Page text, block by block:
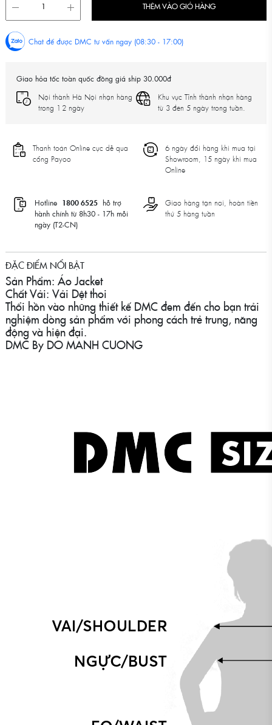
THÊM VÀO GIỎ HÀNG
Chat để được DMC tư vấn ngay (08:30 - 17:00)
Giao hỏa tốc toàn quốc đồng giá ship 30.000đ
Nội thành Hà Nội nhận hàng
trong 1-2 ngày
Khu vực Tỉnh thành nhận hàng
từ 3 đên 5 ngày trong tuần.
Thanh toán Online cực dễ qua
cổng Payoo
6 ngày đổi hàng khi mua tại
Showroom, 15 ngày khi mua
Online
Hotline 1800 6525 hỗ trợ
hành chính từ 8h30 - 17h mỗi
ngày (T2-CN)
Giao hàng tận nơi, hoàn tiền
thứ 5 hàng tuần
ĐẶC ĐIỂM NỔI BẬT
Sản Phẩm: Áo Jacket
Chất Vải: Vải Dệt thoi
Thổi hồn vào những thiết kế DMC đem đến cho bạn trải
nghiệm dòng sản phẩm với phong cách trẻ trung, năng
động và hiện đại.
DMC By DO MANH CUONG